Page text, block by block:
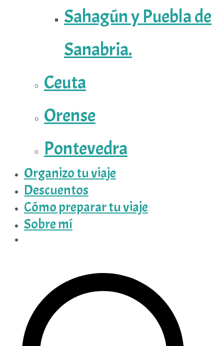
Sahagún y Puebla de
Sanabria.
Ceuta
Orense
Pontevedra
Organizo tu viaje
Descuentos
Cómo preparar tu viaje
Sobre mí